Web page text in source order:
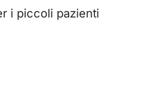
i piccoli pazienti